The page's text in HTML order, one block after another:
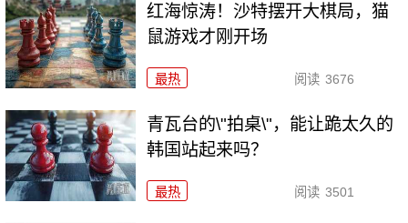
红海惊涛！沙特摆开大棋局，猫
鼠游戏才刚开场
最热 阅读 3676
青瓦台的\"拍桌\"，能让跪太久的
韩国站起来吗？
最热 阅读 3501